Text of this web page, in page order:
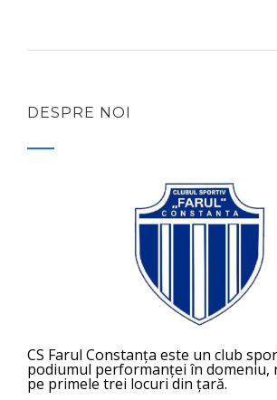
DESPRE NOI
CS Farul Constanța este un club
podiumul performanței în domeniu,
pe primele trei locuri din țară.